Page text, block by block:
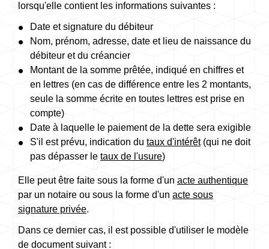
lorsqu'elle contient les informations suivantes :
Date et signature du débiteur
Nom, prénom, adresse, date et lieu de naissance du
débiteur et du créancier
Montant de la somme prêtée, indiqué en chiffres et
en lettres (en cas de différence entre les 2 montants,
seule la somme écrite en toutes lettres est prise en
compte)
Date à laquelle le paiement de la dette sera exigible
S'il est prévu, indication du taux d'intérêt(qui ne doit
pas dépasser le taux de l'usure)
Elle peut être faite sous la forme d'un acte authentique
par un notaire ou sous la forme d'un acte sous
signature privée.
Dans ce dernier cas, il est possible d'utiliser le modèle
de document suivant :